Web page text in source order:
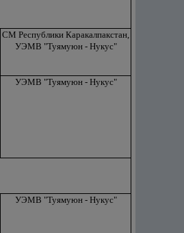
СМ Республики Каракалпакстан,
УЭМВ "Туямуюн - Нукус"
УЭМВ "Туямуюн - Нукус"
УЭМВ "Туямуюн - Нукус"